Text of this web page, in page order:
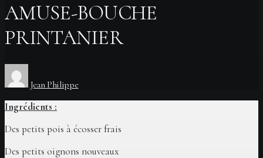
AMUSE-BOUCHE
PRINTANIER
Jean Philippe
Ingrédients :
Des petits pois à écosser frais
Des petits oignons nouveaux